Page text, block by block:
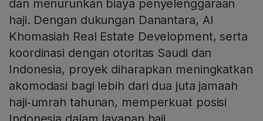
dan menurunkan biaya penyelenggaraan
haji. Dengan dukungan Danantara, Al
Khomasiah Real Estate Development, serta
koordinasi dengan otoritas Saudi dan
Indonesia, proyek diharapkan meningkatkan
akomodasi bagi lebih dari dua juta jamaah
haji‑umrah tahunan, memperkuat posisi